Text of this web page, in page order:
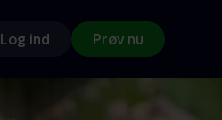
Log ind Prøv nu